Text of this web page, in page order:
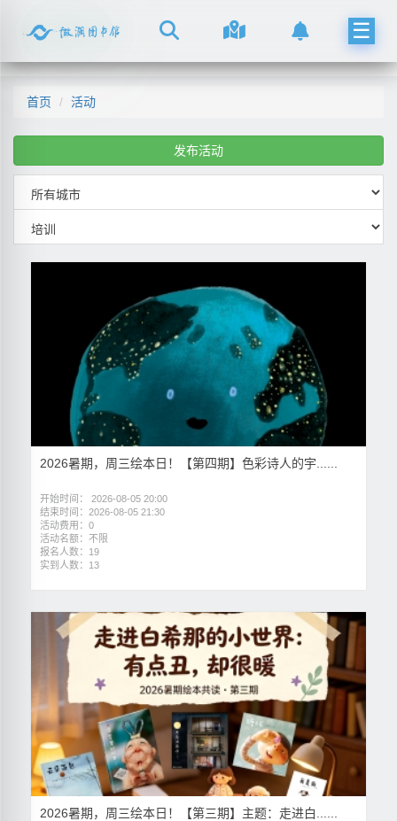
☰
首页 活动
发布活动
2026暑期，周三绘本日！【第四期】色彩诗人的宇......
开始时间： 2026-08-05 20:00
结束时间：2026-08-05 21:30
活动费用：0
活动名额：不限
报名人数：19
实到人数：13
2026暑期，周三绘本日！【第三期】主题：走进白......